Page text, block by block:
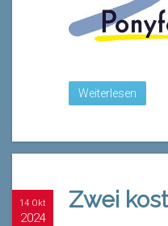
Weiterlesen
14 Okt
2024
Zwei